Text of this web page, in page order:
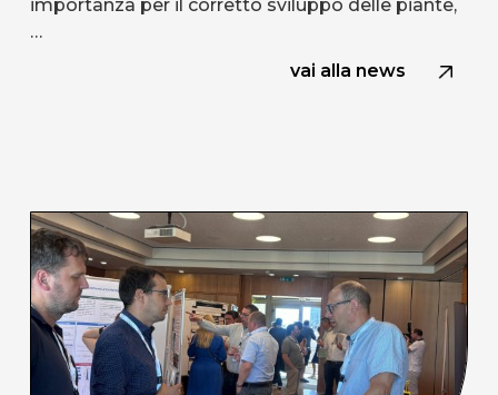
importanza per il corretto sviluppo delle piante,
…
vai alla news